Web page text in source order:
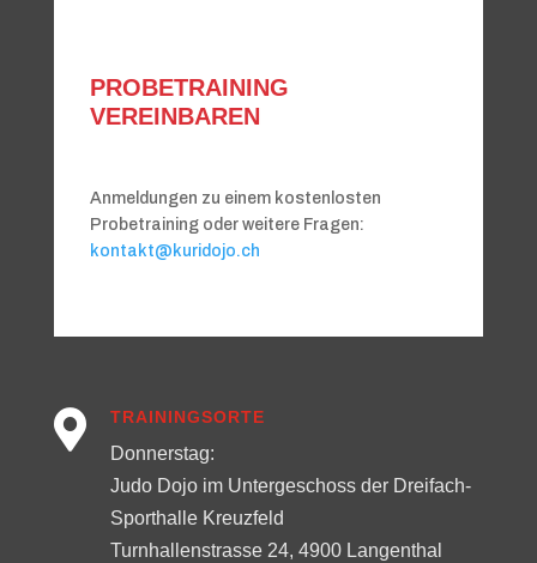
PROBETRAINING
VEREINBAREN
Anmeldungen zu einem kostenlosten
Probetraining oder weitere Fragen:
kontakt@kuridojo.ch
 TRAININGSORTE
Donnerstag:
Judo Dojo im Untergeschoss der Dreifach-
Sporthalle Kreuzfeld
Turnhallenstrasse 24, 4900 Langenthal